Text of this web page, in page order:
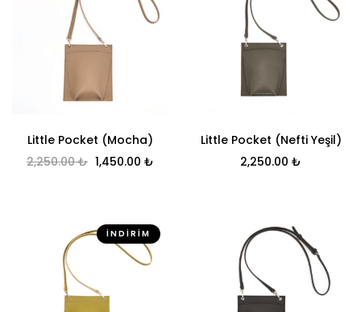
Little Pocket (Mocha)
2,250.00₺ Orijinal fiyat: 2,250.00 ₺.
1,450.00 ₺ Şu andaki fiyat: 1,450.00 ₺.
Little Pocket (Nefti Yeşil)
2,250.00 ₺
İNDIRIM